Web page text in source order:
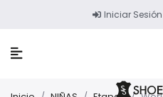
Iniciar Sesión